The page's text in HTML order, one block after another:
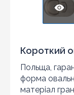
Короткий
Польща,
форма
матеріал